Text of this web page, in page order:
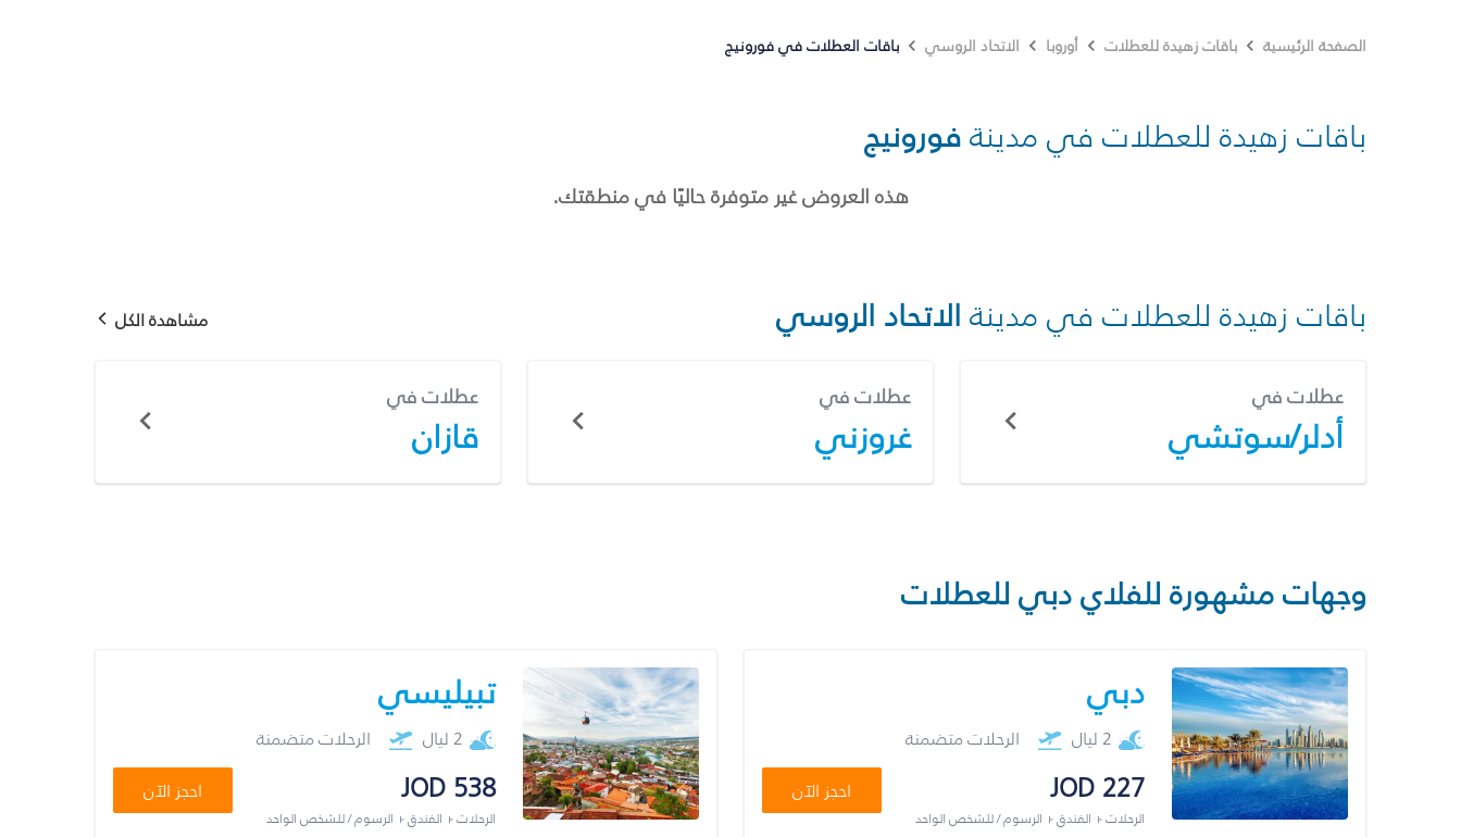
الصفحة الرئيسية باقات زهيدة للعطلات أوروبا الاتحاد الروسي باقات العطلات في فورونيج
باقات زهيدة للعطلات في مدينةفورونيج
هذه العروض غير متوفرة حاليًا في منطقتك.
باقات زهيدة للعطلات في مدينة الاتحاد الروسي مشاهدة الكل
عطلات في
أدلر/سوتشي
عطلات في
غروزني
عطلات في
قازان
وجهات مشهورة للفلاي دبي للعطلات
دبي
2 ليال الرحلات متضمنة
JOD 227
الرحلات + الفندق + الرسوم / للشخص الواحد
احجز الآن
تبيليسي
2 ليال الرحلات متضمنة
JOD 538
الرحلات + الفندق + الرسوم / للشخص الواحد
احجز الآن